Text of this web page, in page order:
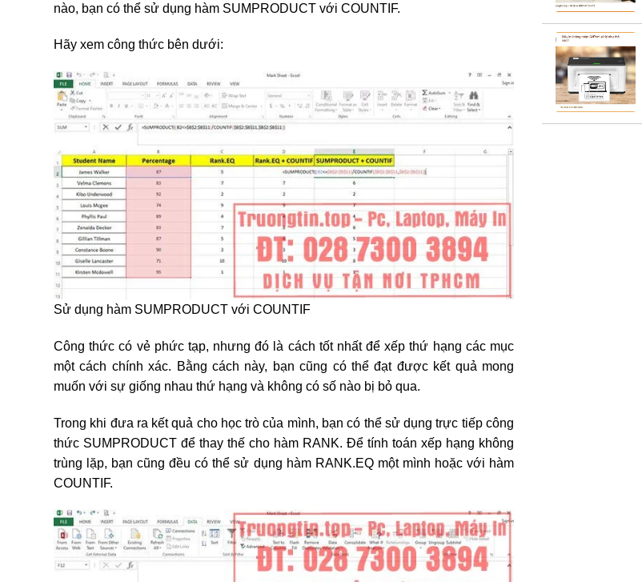
nào, bạn có thể sử dụng hàm SUMPRODUCT với COUNTIF.
Hãy xem công thức bên dưới:
Sử dụng hàm SUMPRODUCT với COUNTIF
Công thức có vẻ phức tạp, nhưng đó là cách tốt nhất để xếp thứ hạng các mục
một cách chính xác. Bằng cách này, bạn cũng có thể đạt được kết quả mong
muốn với sự giống nhau thứ hạng và không có số nào bị bỏ qua.
Trong khi đưa ra kết quả cho học trò của mình, bạn có thể sử dụng trực tiếp công
thức SUMPRODUCT để thay thế cho hàm RANK. Để tính toán xếp hạng không
trùng lặp, bạn cũng đều có thể sử dụng hàm RANK.EQ một mình hoặc với hàm
COUNTIF.